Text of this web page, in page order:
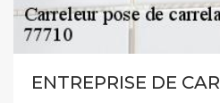
ENTREPRISE DE